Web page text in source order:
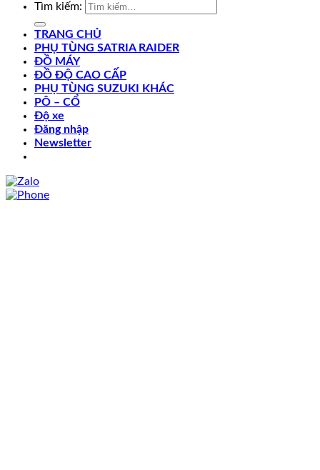
Tìm kiếm:
TRANG CHỦ
PHỤ TÙNG SATRIA RAIDER
ĐỒ MÁY
ĐỒ ĐỘ CAO CẤP
PHỤ TÙNG SUZUKI KHÁC
PÔ – CỔ
Độ xe
Đăng nhập
Newsletter